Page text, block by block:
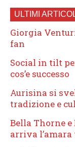
ULTIMI
Giorgia
fan
Social in tilt
cos’e successo
Aurisina si
tradizione e
Bella Thorne
arriva